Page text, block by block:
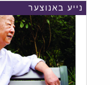
נייע באנוצער